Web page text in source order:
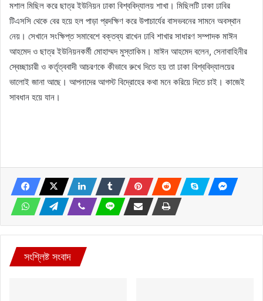
মশাল মিছিল করে ছাত্র ইউনিয়ন ঢাকা বিশ্ববিদ্যালয় শাখা। মিছিলটি ঢাকা ঢাবির
টিএসসি থেকে বের হয়ে হল পাড়া প্রদক্ষিণ করে উপাচার্যের বাসভবনের সামনে অবস্থান
নেয়। সেখানে সংক্ষিপ্ত সমাবেশে বক্তব্য রাখেন ঢাবি শাখার সাধারণ সম্পাদক মাঈন
আহমেদ ও ছাত্র ইউনিয়নকর্মী মোহাম্মদ মুস্তাকিম। মাঈন আহমেদ বলেন, সেনাবাহিনীর
স্বেচ্ছাচারী ও কর্তৃত্ববাদী আচরণকে কীভাবে রুখে দিতে হয় তা ঢাকা বিশ্ববিদ্যালয়ের
ভালোই জানা আছে। আপনাদের আগস্ট বিদ্রোহের কথা মনে করিয়ে দিতে চাই। কাজেই
সাবধান হয়ে যান।
সংশ্লিষ্ট সংবাদ